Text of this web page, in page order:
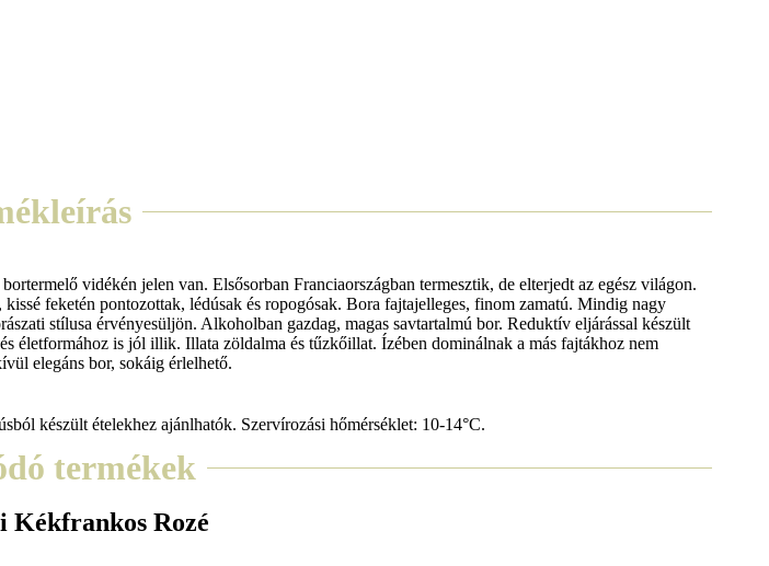
vidékén jelen van. Elsősorban Franciaországban termesztik, de elterjedt az egész világon.
feketén pontozottak, lédúsak és ropogósak. Bora fajtajelleges, finom zamatú. Mindig nagy
stílusa érvényesüljön. Alkoholban gazdag, magas savtartalmú bor. Reduktív eljárással készült
életformához is jól illik. Illata zöldalma és tűzkőillat. Ízében dominálnak a más fajtákhoz nem
elegáns bor, sokáig érlelhető.
készült ételekhez ajánlhatók. Szervírozási hőmérséklet: 10-14°C.
termékek
Kékfrankos Rozé